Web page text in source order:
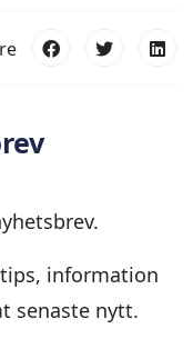
information
senaste nytt.